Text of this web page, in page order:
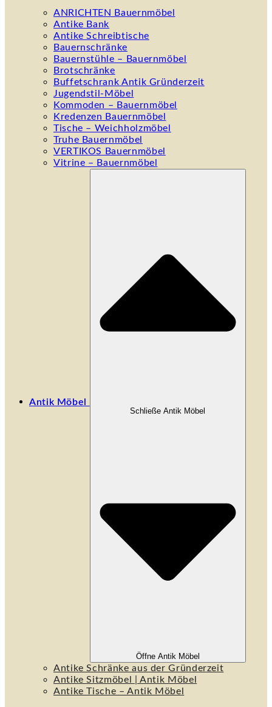
ANRICHTEN Bauernmöbel
Antike Bank
Antike Schreibtische
Bauernschränke
Bauernstühle – Bauernmöbel
Brotschränke
Buffetschrank Antik Gründerzeit
Jugendstil-Möbel
Kommoden – Bauernmöbel
Kredenzen Bauernmöbel
Tische – Weichholzmöbel
Truhe Bauernmöbel
VERTIKOS Bauernmöbel
Vitrine – Bauernmöbel
Antik Möbel
Schließe Antik Möbel
Öffne Antik Möbel
Antike Schränke aus der Gründerzeit
Antike Sitzmöbel | Antik Möbel
Antike Tische – Antik Möbel